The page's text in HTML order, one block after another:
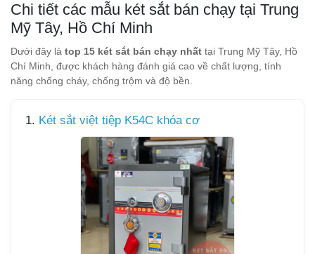
Chi tiết các mẫu két sắt bán chạy tại Trung
Mỹ Tây, Hồ Chí Minh
Dưới đây là top 15 két sắt bán chạy nhất tại Trung Mỹ Tây, Hồ
Chí Minh, được khách hàng đánh giá cao về chất lượng, tính
năng chống cháy, chống trộm và độ bền.
1. Két sắt việt tiệp K54C khóa cơ